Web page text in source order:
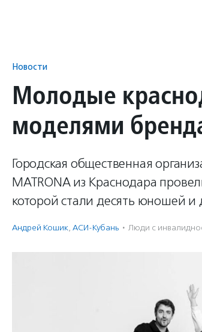
Новости
Молодые
моделями
Городская общественная
MATRONA из Краснодара
которой стали десять юношей и
Андрей Кошик, АСИ-Кубань · Люди с